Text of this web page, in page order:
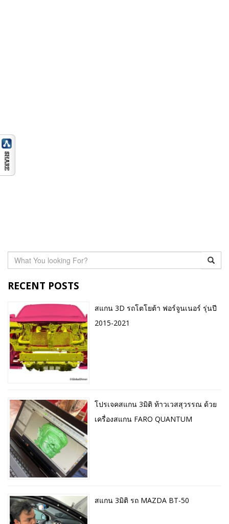
RECENT POSTS
สแกน 3D รถโตโยต้า ฟอร์จูนเนอร์ รุ่นปี
2015-2021
โปรเจคสแกน 3มิติ ท้าวเวสสุวรรณ ด้วย
เครื่องสแกน FARO QUANTUM
สแกน 3มิติ รถ MAZDA BT-50